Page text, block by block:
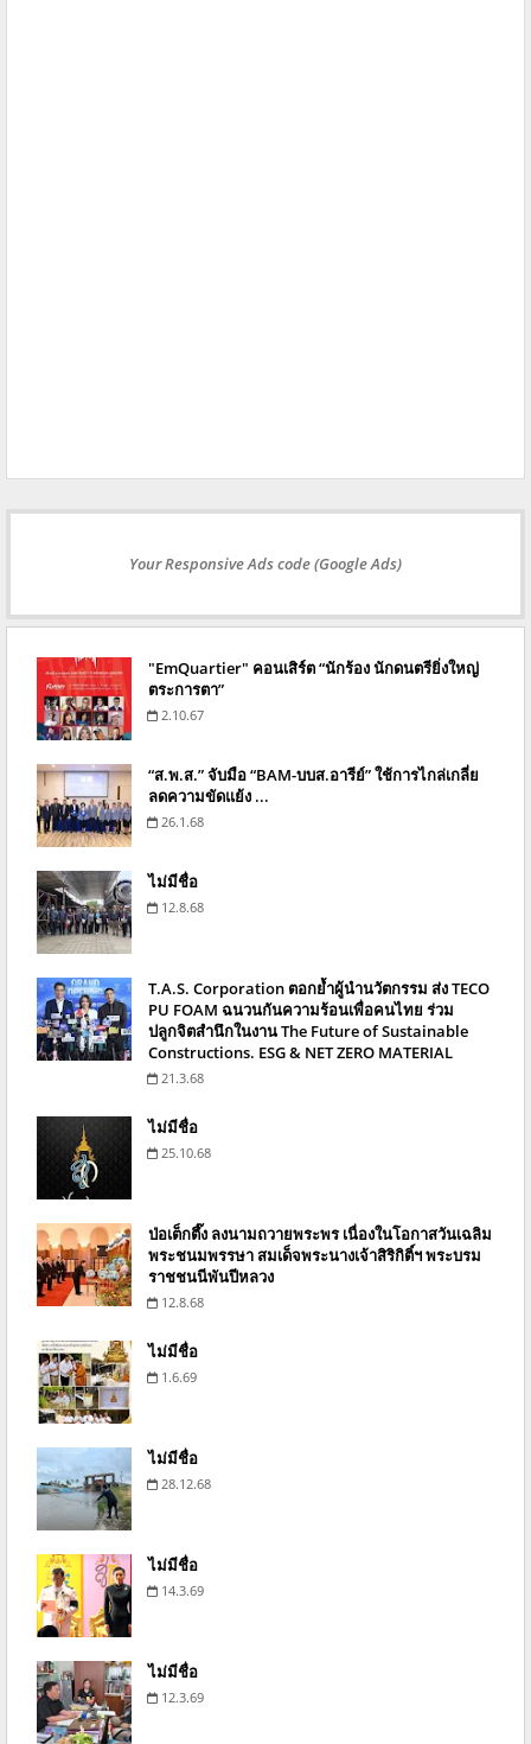
Your Responsive Ads code (Google Ads)
"EmQuartier" คอนเสิร์ต “นักร้อง นักดนตรียิ่งใหญ่
ตระการตา”
2.10.67
“ส.พ.ส.” จับมือ “BAM-บบส.อารีย์” ใช้การไกล่เกลี่ย
ลดความขัดแย้ง ...
26.1.68
ไม่มีชื่อ
12.8.68
T.A.S. Corporation ตอกย้ำผู้นำนวัตกรรม ส่ง TECO
PU FOAM ฉนวนกันความร้อนเพื่อคนไทย ร่วม
ปลูกจิตสำนึกในงาน The Future of Sustainable
Constructions. ESG & NET ZERO MATERIAL
21.3.68
ไม่มีชื่อ
25.10.68
ป่อเต็กตึ๊ง ลงนามถวายพระพร เนื่องในโอกาสวันเฉลิม
พระชนมพรรษา สมเด็จพระนางเจ้าสิริกิติ์ฯ พระบรม
ราชชนนีพันปีหลวง
12.8.68
ไม่มีชื่อ
1.6.69
ไม่มีชื่อ
28.12.68
ไม่มีชื่อ
14.3.69
ไม่มีชื่อ
12.3.69